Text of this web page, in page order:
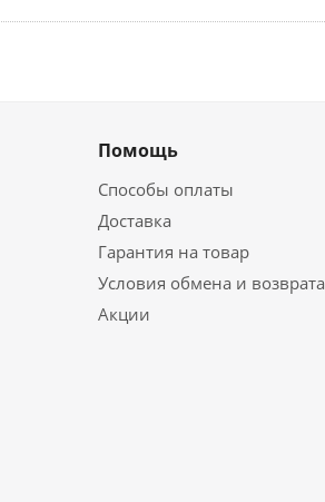
Помощь
Способы оплаты
Доставка
Гарантия на товар
Условия обмена и возврата
Акции